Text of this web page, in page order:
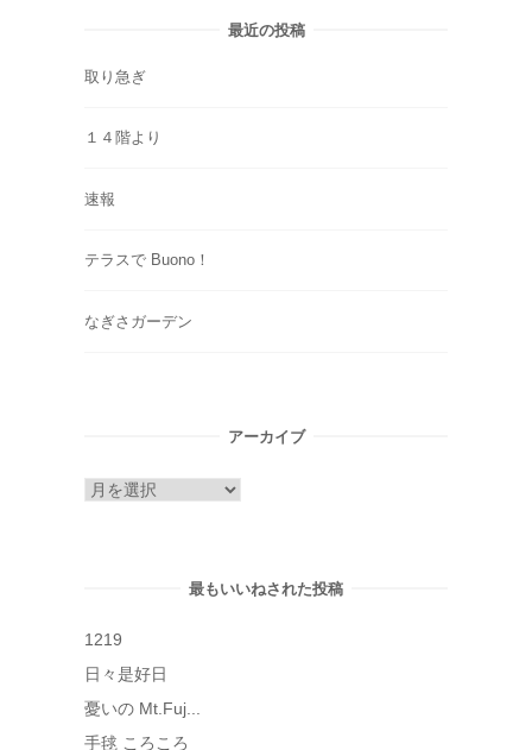
最近の投稿
取り急ぎ
１４階より
速報
テラスで Buono！
なぎさガーデン
アーカイブ
ア
最もいいねされた投稿
1219
日々是好日
憂いの Mt.Fuj...
手毬 ころころ